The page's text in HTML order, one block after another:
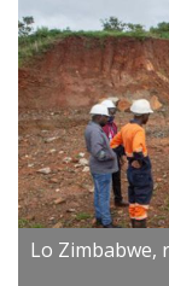
Lo Zimbabwe,